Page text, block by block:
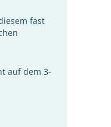
fast
auf dem 3-